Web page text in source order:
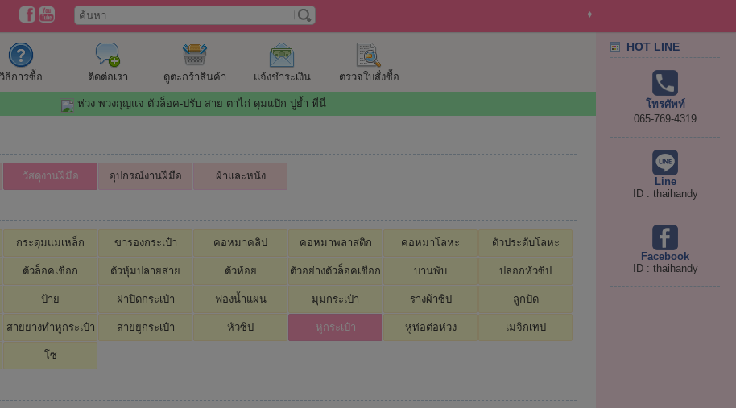
♦
HOT LINE
โทรศัพท์
065-769-4319
Line
ID : thaihandy
Facebook
ID : thaihandy
วิธีการซื้อ ติดต่อเรา ดูตะกร้าสินค้า แจ้งชำระเงิน ตรวจใบสั่งซื้อ
ห่วง พวงกุญแจ ตัวล็อค-ปรับ สาย ตาไก่ ดุมแป๊ก ปูย้ำ ที่นี่
วัสดุงานฝีมือ อุปกรณ์งานฝีมือ ผ้าและหนัง
กระดุมแม่เหล็ก ขารองกระเป๋า คอหมาคลิป คอหมาพลาสติก คอหมาโลหะ ตัวประดับโลหะ
ตัวล็อคเชือก ตัวหุ้มปลายสาย ตัวห้อย ตัวอย่างตัวล็อคเชือก บานพับ ปลอกหัวซิป
ป้าย ฝาปิดกระเป๋า ฟองน้ำแผ่น มุมกระเป๋า รางผ้าซิป ลูกปัด
สายยางทำหูกระเป๋า สายยูกระเป๋า หัวซิป หูกระเป๋า หูท่อต่อห่วง เมจิกเทป
โซ่